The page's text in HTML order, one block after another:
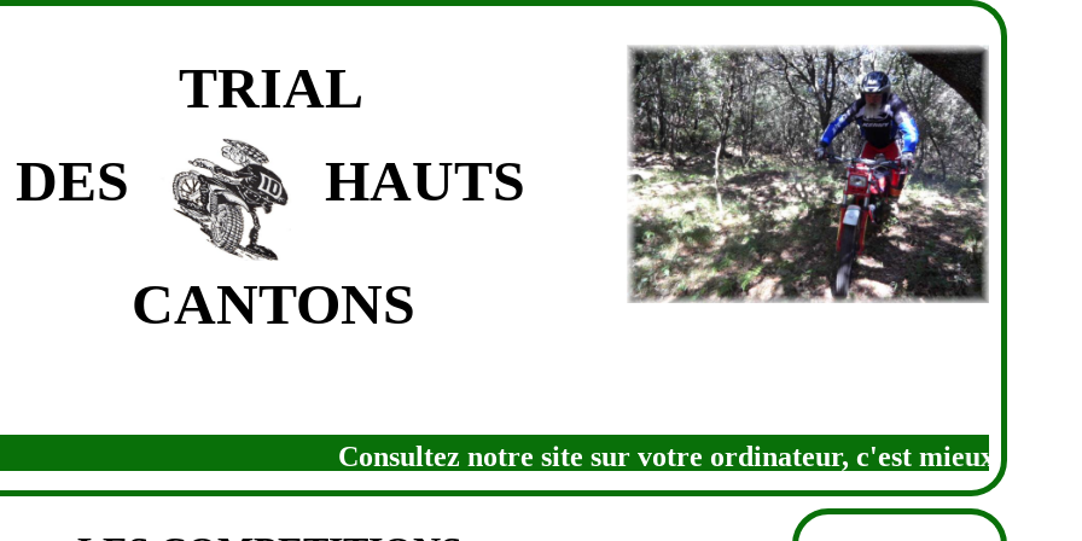
TRIAL
HAUTS
Consultez notre site sur votre ordinateur, c'est mieux ! LE